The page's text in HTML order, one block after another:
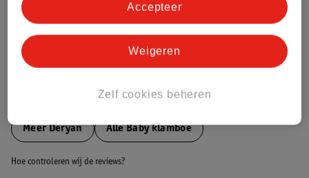
Bestel & Bezorginformatie
MeerDeryan Alle Baby klamboe
Hoe controleren wij de reviews?
Zelf cookies beheren
Weigeren
Accepteer